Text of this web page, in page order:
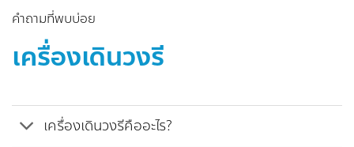
คำถามที่พบบ่อย
เครื่องเดินวงรี
เครื่องเดินวงรีคืออะไร?